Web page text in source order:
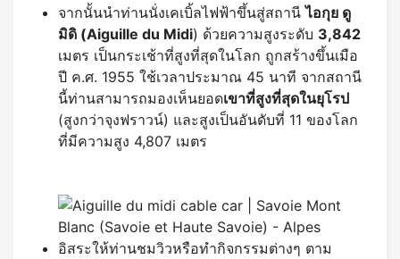
จากนั้นนำท่านนั่งเคเบิ้ลไฟฟ้าขึ้นสู่สถานีไอกุย ดู
มิดิ (Aiguille du Midi) ด้วยความสูงระดับ 3,842
เมตร เป็นกระเช้าที่สูงที่สุดในโลก ถูกสร้างขึ้นเมือ
ปี ค.ศ. 1955 ใช้เวลาประมาณ 45 นาที จากสถานี
นี้ท่านสามารถมองเห็นยอดเขาที่สูงที่สุดในยุโรป
(สูงกว่าจุงฟราวน์) และสูงเป็นอันดับที่ 11 ของโลก
ที่มีความสูง 4,807 เมตร
อิสระให้ท่านชมวิวหรือทำกิจกรรมต่างๆ ตาม